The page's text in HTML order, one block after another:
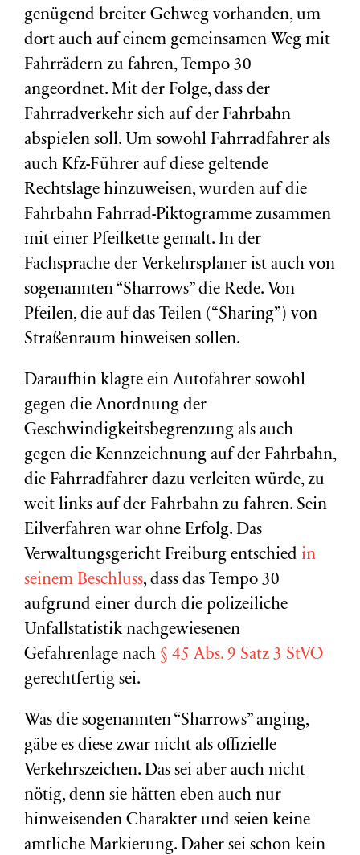
genügend breiter Gehweg vorhanden, um
dort auch auf einem gemeinsamen Weg mit
Fahrrädern zu fahren, Tempo 30
angeordnet. Mit der Folge, dass der
Fahrradverkehr sich auf der Fahrbahn
abspielen soll. Um sowohl Fahrradfahrer als
auch Kfz-Führer auf diese geltende
Rechtslage hinzuweisen, wurden auf die
Fahrbahn Fahrrad-Piktogramme zusammen
mit einer Pfeilkette gemalt. In der
Fachsprache der Verkehrsplaner ist auch von
sogenannten “Sharrows” die Rede. Von
Pfeilen, die auf das Teilen (“Sharing”) von
Straßenraum hinweisen sollen.
Daraufhin klagte ein Autofahrer sowohl
gegen die Anordnung der
Geschwindigkeitsbegrenzung als auch
gegen die Kennzeichnung auf der Fahrbahn,
die Fahrradfahrer dazu verleiten würde, zu
weit links auf der Fahrbahn zu fahren. Sein
Eilverfahren war ohne Erfolg. Das
Verwaltungsgericht Freiburg entschied in
seinem Beschluss, dass das Tempo 30
aufgrund einer durch die polizeiliche
Unfallstatistik nachgewiesenen
Gefahrenlage nach § 45 Abs. 9 Satz 3 StVO
gerechtfertig sei.
Was die sogenannten “Sharrows” anging,
gäbe es diese zwar nicht als offizielle
Verkehrszeichen. Das sei aber auch nicht
nötig, denn sie hätten eben auch nur
hinweisenden Charakter und seien keine
amtliche Markierung. Daher sei schon kein